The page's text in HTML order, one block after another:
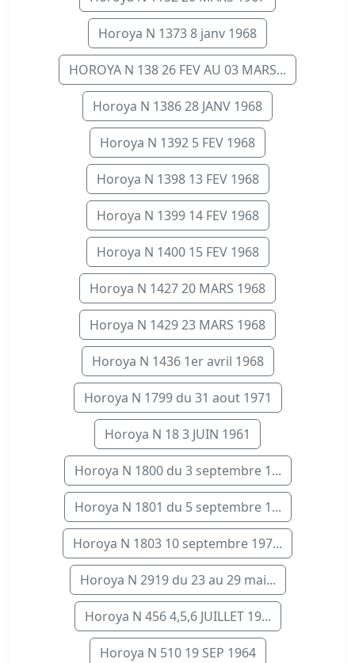
Horoya N 1373 8 janv 1968
HOROYA N 138 26 FEV AU 03 MARS...
Horoya N 1386 28 JANV 1968
Horoya N 1392 5 FEV 1968
Horoya N 1398 13 FEV 1968
Horoya N 1399 14 FEV 1968
Horoya N 1400 15 FEV 1968
Horoya N 1427 20 MARS 1968
Horoya N 1429 23 MARS 1968
Horoya N 1436 1er avril 1968
Horoya N 1799 du 31 aout 1971
Horoya N 18 3 JUIN 1961
Horoya N 1800 du 3 septembre 1...
Horoya N 1801 du 5 septembre 1...
Horoya N 1803 10 septembre 197...
Horoya N 2919 du 23 au 29 mai...
Horoya N 456 4,5,6 JUILLET 19...
Horoya N 510 19 SEP 1964